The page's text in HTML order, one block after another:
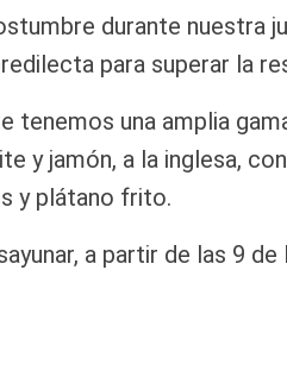
durante nuestra
para superar la
tenemos una amplia
y jamón, a la inglesa,
y plátano frito.
a partir de las 9